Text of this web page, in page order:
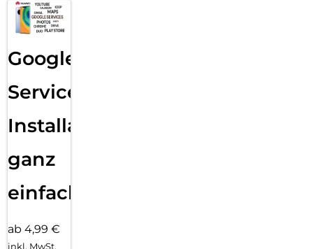
Google
Services
Installation
ganz
einfach
ab 4,99 €
inkl. MwSt.